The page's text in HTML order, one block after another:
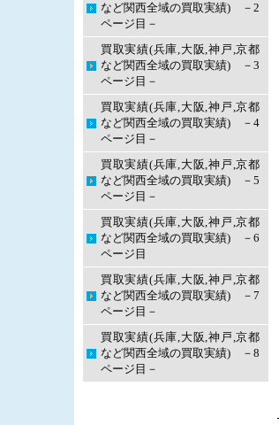
など関西全域の買取実績) －2
ページ目－
買取実績(兵庫,大阪,神戸,京都
など関西全域の買取実績) －3
ページ目－
買取実績(兵庫,大阪,神戸,京都
など関西全域の買取実績) －4
ページ目－
買取実績(兵庫,大阪,神戸,京都
など関西全域の買取実績) －5
ページ目－
買取実績(兵庫,大阪,神戸,京都
など関西全域の買取実績) －6
ページ目
買取実績(兵庫,大阪,神戸,京都
など関西全域の買取実績) －7
ページ目－
買取実績(兵庫,大阪,神戸,京都
など関西全域の買取実績) －8
ページ目－